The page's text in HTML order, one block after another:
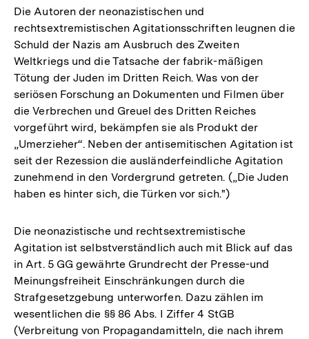
Die Autoren der neonazistischen und
rechtsextremistischen Agitationsschriften leugnen die
Schuld der Nazis am Ausbruch des Zweiten
Weltkriegs und die Tatsache der fabrik-mäßigen
Tötung der Juden im Dritten Reich. Was von der
seriösen Forschung an Dokumenten und Filmen über
die Verbrechen und Greuel des Dritten Reiches
vorgeführt wird, bekämpfen sie als Produkt der
„Umerzieher“. Neben der antisemitischen Agitation ist
seit der Rezession die ausländerfeindliche Agitation
zunehmend in den Vordergrund getreten. („Die Juden
haben es hinter sich, die Türken vor sich.")
Die neonazistische und rechtsextremistische
Agitation ist selbstverständlich auch mit Blick auf das
in Art. 5 GG gewährte Grundrecht der Presse-und
Meinungsfreiheit Einschränkungen durch die
Strafgesetzgebung unterworfen. Dazu zählen im
wesentlichen die §§ 86 Abs. I Ziffer 4 StGB
(Verbreitung von Propagandamitteln, die nach ihrem